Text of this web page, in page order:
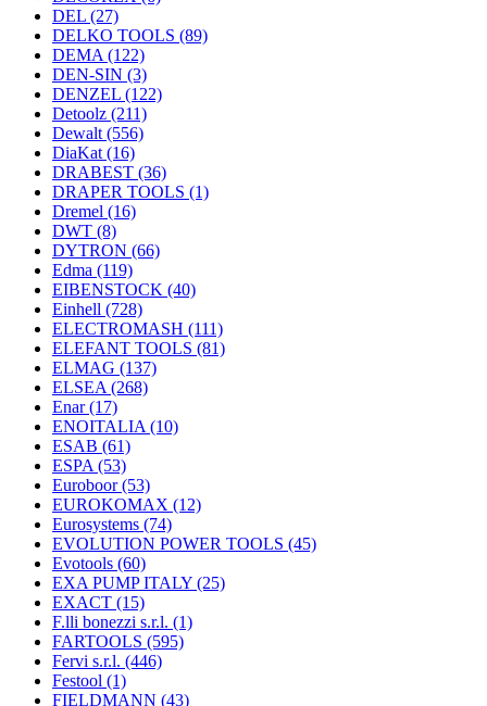
DEL (27)
DELKO TOOLS (89)
DEMA (122)
DEN-SIN (3)
DENZEL (122)
Detoolz (211)
Dewalt (556)
DiaKat (16)
DRABEST (36)
DRAPER TOOLS (1)
Dremel (16)
DWT (8)
DYTRON (66)
Edma (119)
EIBENSTOCK (40)
Einhell (728)
ELECTROMASH (111)
ELEFANT TOOLS (81)
ELMAG (137)
ELSEA (268)
Enar(17)
ENOITALIA (10)
ESAB (61)
ESPA (53)
Euroboor(53)
EUROKOMAX (12)
Eurosystems (74)
EVOLUTION POWER TOOLS (45)
Evotools (60)
EXA PUMP ITALY (25)
EXACT (15)
F.lli bonezzi s.r.l. (1)
FARTOOLS (595)
Fervi s.r.l. (446)
Festool (1)
FIELDMANN (43)